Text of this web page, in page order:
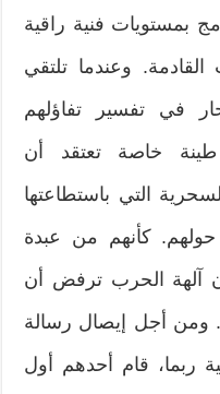
بمستويات فنية راقية
وعندما تلتقي
في تفسير تفاؤلهم
طينة خاصة تعتقد أن
التي باستطاعتها
كأنهم من عبدة
آلهة الحرب ترفض أن
ومن أجل إيصال رسالة
ربما، قام أحدهم أول